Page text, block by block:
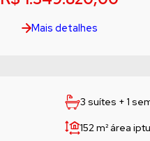
Mais detalhes
3 suítes + 1
152 m²área iptu